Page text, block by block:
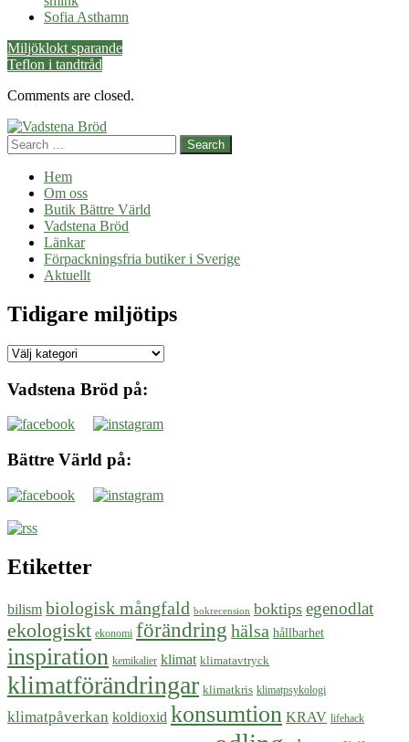
Sofia Asthamn
Post
navigation
Miljöklokt sparande
Teflon i tandtråd
Comments are closed.
Search
Hem
Om oss
Butik Bättre Värld
Vadstena Bröd
Länkar
Förpackningsfria butiker i Sverige
Aktuellt
Tidigare miljötips
Tidigare
Vadstena Bröd på:
Bättre Värld på:
Etiketter
bilism biologisk mångfald bokrecension boktips egenodlat
ekologiskt ekonomi förändring hälsa hållbarhet
inspiration kemikalier klimat klimatavtryck
klimatförändringar klimatkris klimatpsykologi
klimatpåverkan koldioxid konsumtion KRAV lifehack